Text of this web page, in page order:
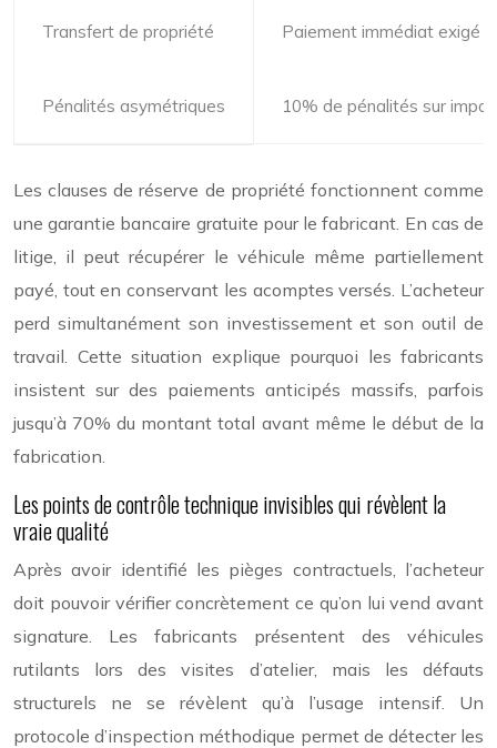
Transfert de propriété Paiement immédiat exigé
Pénalités asymétriques 10% de pénalités sur
Les clauses de réserve de propriété fonctionnent comme
une garantie bancaire gratuite pour le fabricant. En cas de
litige, il peut récupérer le véhicule même partiellement
payé, tout en conservant les acomptes versés. L’acheteur
perd simultanément son investissement et son outil de
travail. Cette situation explique pourquoi les fabricants
insistent sur des paiements anticipés massifs, parfois
jusqu’à 70% du montant total avant même le début de la
fabrication.
Les points de contrôle technique invisibles qui révèlent la
vraie qualité
Après avoir identifié les pièges contractuels, l’acheteur
doit pouvoir vérifier concrètement ce qu’on lui vend avant
signature. Les fabricants présentent des véhicules
rutilants lors des visites d’atelier, mais les défauts
structurels ne se révèlent qu’à l’usage intensif. Un
protocole d’inspection méthodique permet de détecter les